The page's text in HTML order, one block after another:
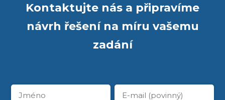
Kontaktujte nás a připravíme
návrh řešení na míru vašemu
zadání